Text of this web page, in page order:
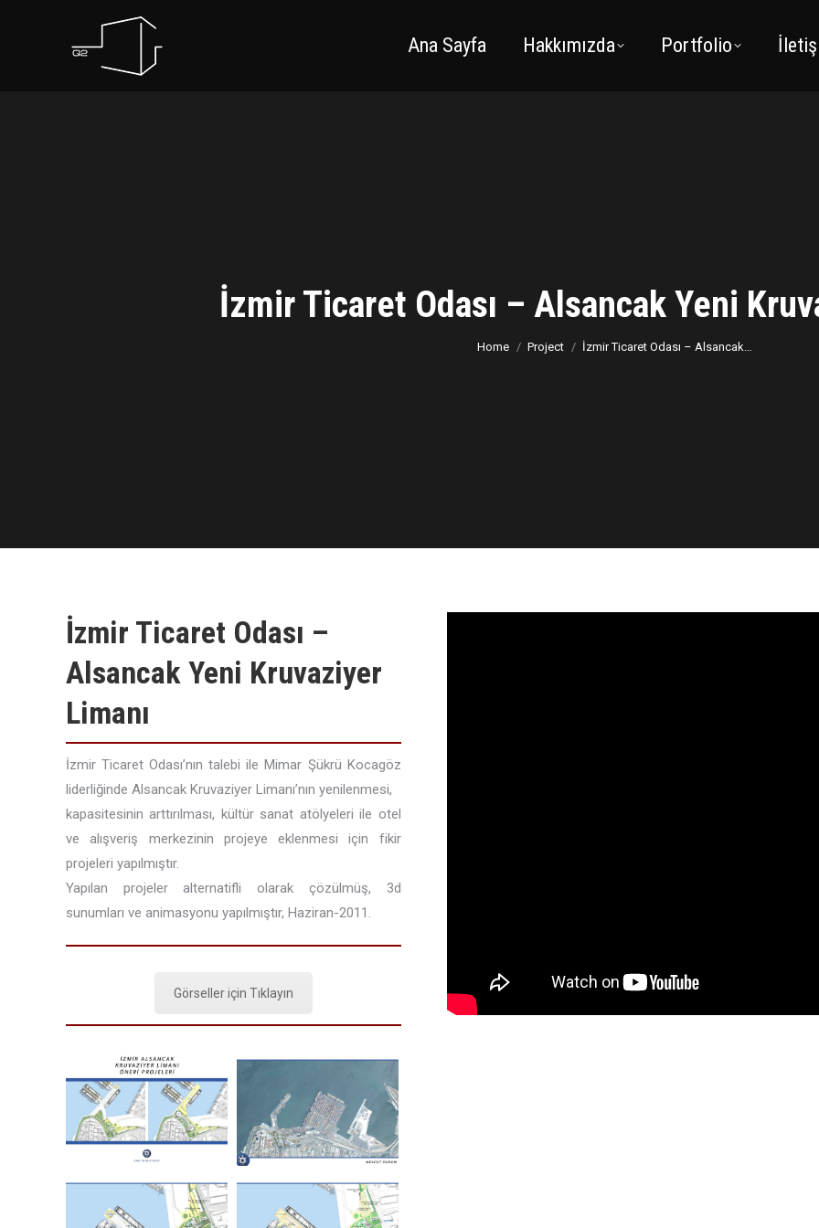
Ana Sayfa Hakkımızda Portfolio
İzmir Ticaret Odası – Alsancak Yeni
You are here:
Home Project İzmir Ticaret Odası – Alsancak…
İzmir Ticaret Odası –
Alsancak Yeni Kruvaziyer
Limanı
İzmir Ticaret Odası’nın talebi ile Mimar Şükrü Kocagöz
liderliğinde Alsancak Kruvaziyer Limanı’nın yenilenmesi,
kapasitesinin arttırılması, kültür sanat atölyeleri ile otel
ve alışveriş merkezinin projeye eklenmesi için fikir
projeleri yapılmıştır.
Yapılan projeler alternatifli olarak çözülmüş, 3d
sunumları ve animasyonu yapılmıştır, Haziran-2011.
Görseller için Tıklayın